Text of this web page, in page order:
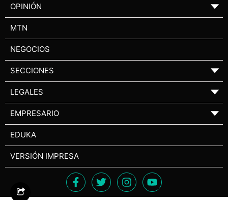
OPINIÓN ▼
MTN
NEGOCIOS
SECCIONES ▼
LEGALES ▼
EMPRESARIO ▼
EDUKA
VERSIÓN IMPRESA